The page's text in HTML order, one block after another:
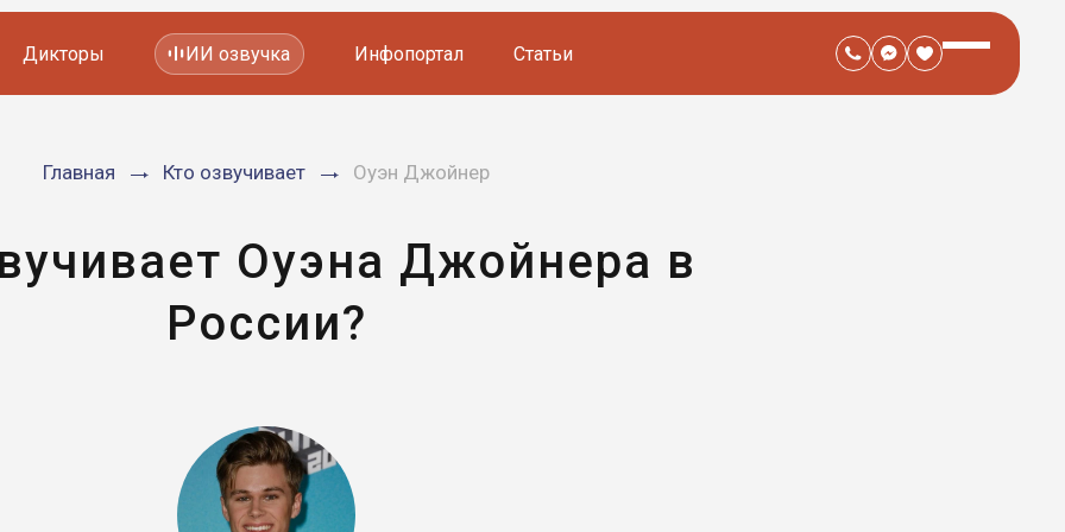
Мультфильмов
Дикторы ИИ озвучка Инфопортал Статьи
Главная Кто озвучивает Оуэн Джойнер
Оуэна Джойнера в
России?